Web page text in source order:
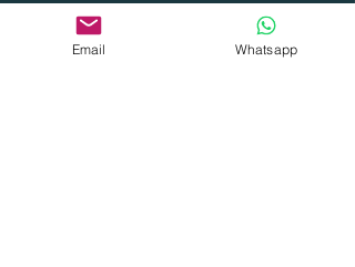
tareas en la plataforma
1 sesión individual mensual de
en redes
Email Whatsapp